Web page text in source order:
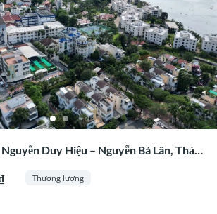
Duy Hiệu – Nguyễn Bá Lân, Thảo
Thương lượng